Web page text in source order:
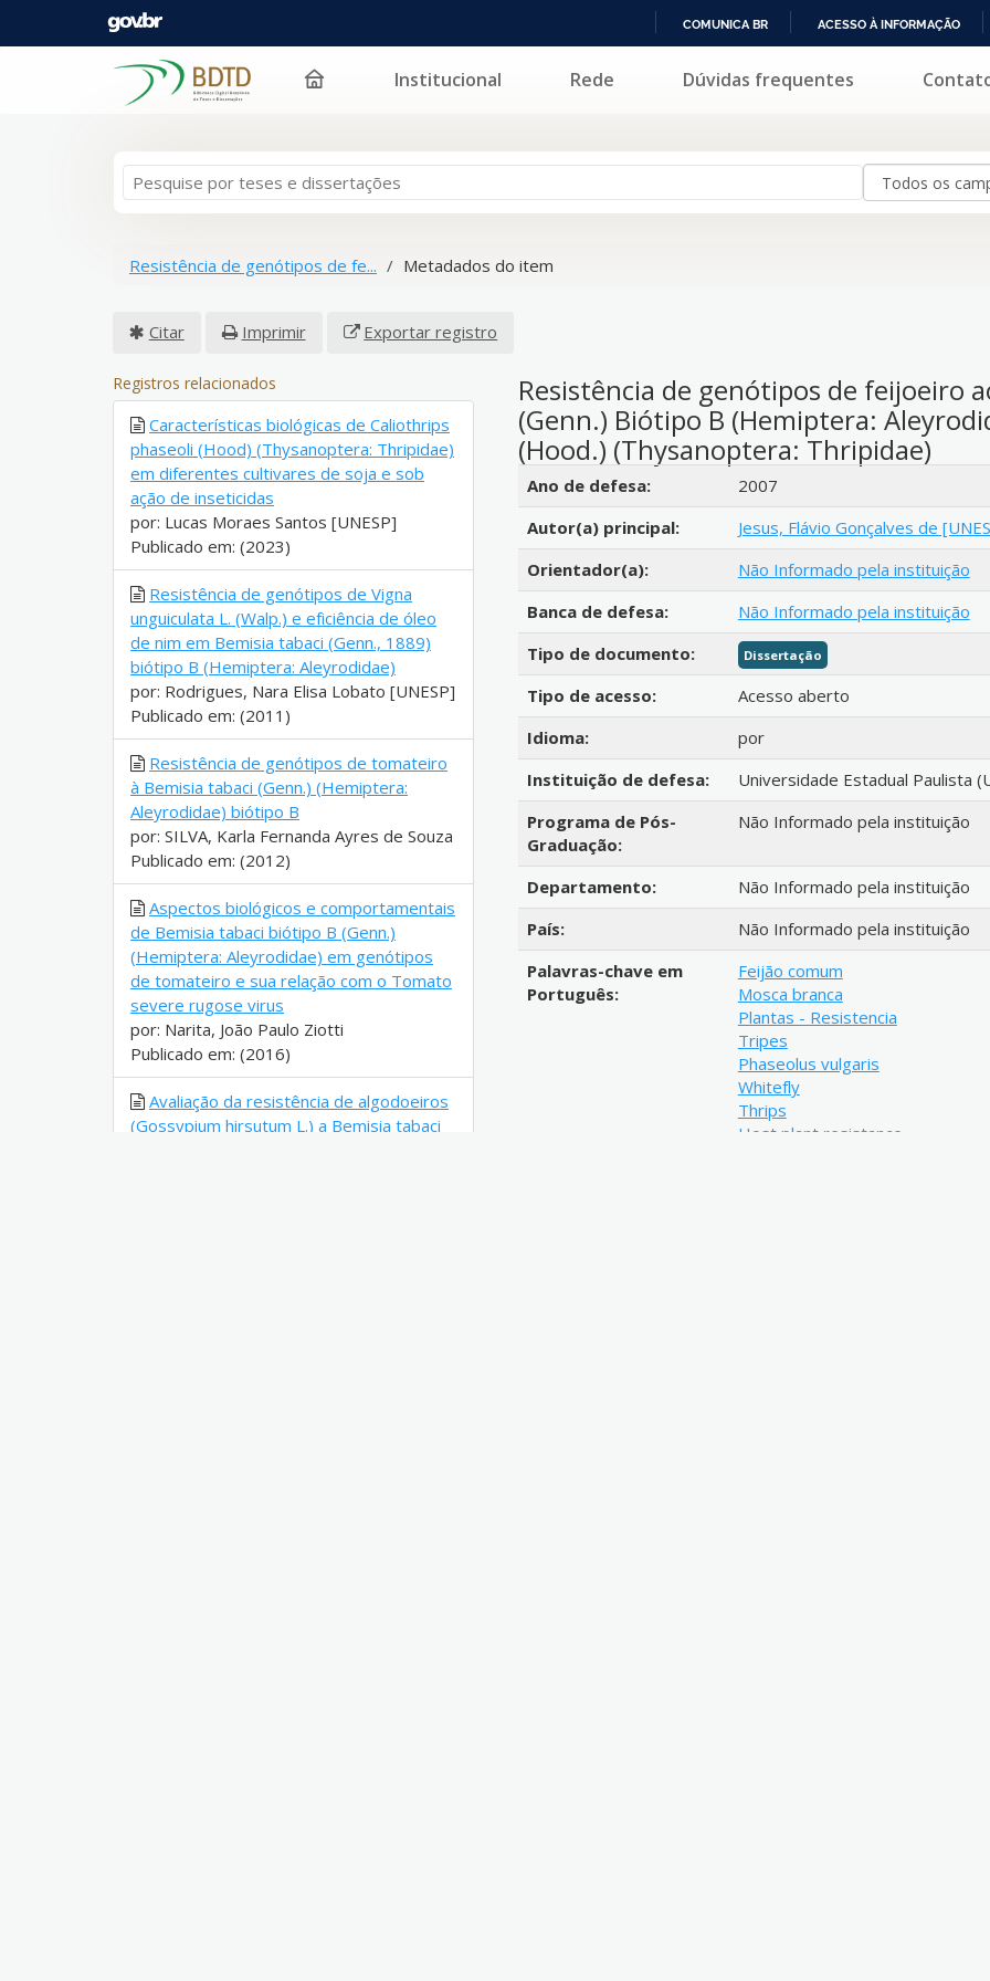
PARA
COMUNICA BR ACESSO À INFORMAÇÃO
Pular para o conteúdo Institucional Rede Dúvidas frequentes
Resistência de genótipos de fe... Metadados do item
Citar Imprimir Exportar registro
Resistência de genótipos de feijoeiro
(Genn.) Biótipo B (Hemiptera:
(Hood.) (Thysanoptera: Thripidae)
Detalhes bibliográficos
Ano de defesa:
2007
Autor(a) principal:
Jesus, Flávio Gonçalves de
Orientador(a):
Não Informado pela instituição
Banca de defesa:
Não Informado pela instituição
Tipo de documento:
Dissertação
Tipo de acesso:
Acesso aberto
Idioma:
por
Instituição de defesa:
Universidade Estadual Paulista
Programa de Pós-
Graduação:
Não Informado pela instituição
Departamento:
Não Informado pela instituição
País:
Não Informado pela instituição
Palavras-chave em
Português:
Feijão comum
Mosca branca
Plantas - Resistencia
Tripes
Phaseolus vulgaris
Whitefly
Thrips
Host plant resistance
Registros relacionados
Características biológicas de Caliothrips
phaseoli (Hood) (Thysanoptera: Thripidae)
em diferentes cultivares de soja e sob
ação de inseticidas
por: Lucas Moraes Santos [UNESP]
Publicado em: (2023)
Resistência de genótipos de Vigna
unguiculata L. (Walp.) e eficiência de óleo
de nim em Bemisia tabaci (Genn., 1889)
biótipo B (Hemiptera: Aleyrodidae)
por: Rodrigues, Nara Elisa Lobato [UNESP]
Publicado em: (2011)
Resistência de genótipos de tomateiro
à Bemisia tabaci (Genn.) (Hemiptera:
Aleyrodidae) biótipo B
por: SILVA, Karla Fernanda Ayres de Souza
Publicado em: (2012)
Aspectos biológicos e comportamentais
de Bemisia tabaci biótipo B (Genn.)
(Hemiptera: Aleyrodidae) em genótipos
de tomateiro e sua relação com o Tomato
severe rugose virus
por: Narita, João Paulo Ziotti
Publicado em: (2016)
Avaliação da resistência de algodoeiros
(Gossypium hirsutum L.) a Bemisia tabaci